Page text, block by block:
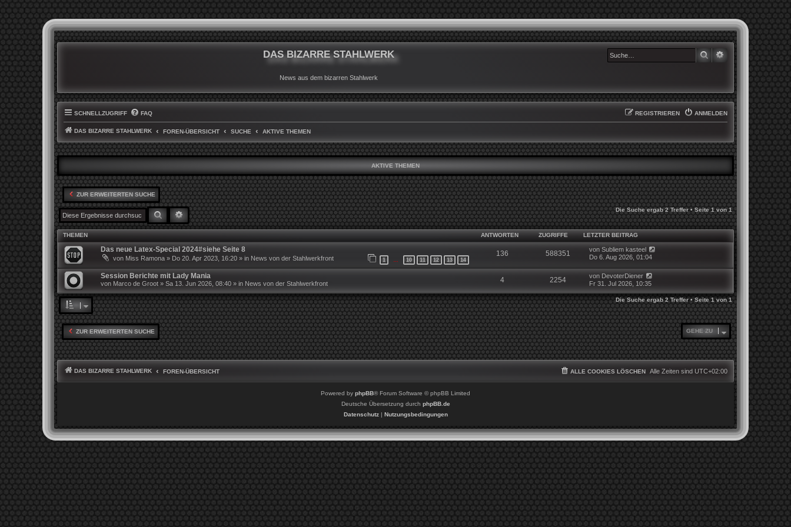
DAS BIZARRE STAHLWERK
News aus dem bizarren Stahlwerk
SUCHE
SCHNELLZUGRIFF FAQ ANMELDEN
REGISTRIEREN
DAS BIZARRE STAHLWERK FOREN-ÜBERSICHT SUCHE AKTIVE THEMEN
AKTIVE THEMEN
ZUR ERWEITERTEN SUCHE
SUCHE ERWEITERTE SUCHE
Die Suche ergab 2 Treffer • Seite1 von1
THEMEN ANTWORTEN ZUGRIFFE LETZTER BEITRAG
Das neue Latex-Special 2024#siehe Seite 8
von Miss Ramona » Do 20. Apr 2023, 16:20 » in News von der Stahlwerkfront 1 … 10 11 12 13 14
136 588351 von Subliem kasteel
Do 6. Aug 2026, 01:04
Session Berichte mit Lady Mania
von Marco de Groot » Sa 13. Jun 2026, 08:40 » in News von der Stahlwerkfront 4 2254 von DevoterDiener
Fr 31. Jul 2026, 10:35
Die Suche ergab 2 Treffer • Seite1von1
ZUR ERWEITERTEN SUCHE GEHE ZU
DAS BIZARRE STAHLWERK FOREN-ÜBERSICHT Alle Zeiten sind UTC+02:00
ALLE COOKIES LÖSCHEN
Powered by phpBB® Forum Software © phpBB Limited
Deutsche Übersetzung durch phpBB.de
Datenschutz| Nutzungsbedingungen